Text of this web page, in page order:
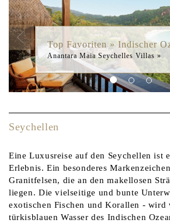
Top Favoriten » Indischer
Anantara Maia Seychelles Villas »
Seychellen
Eine Luxusreise auf den Seychellen ist
Erlebnis. Ein besonderes
Granitfelsen, die an den makellosen
liegen. Die vielseitige und bunte
exotischen Fischen und Korallen - wird
türkisblauen Wasser des Indischen